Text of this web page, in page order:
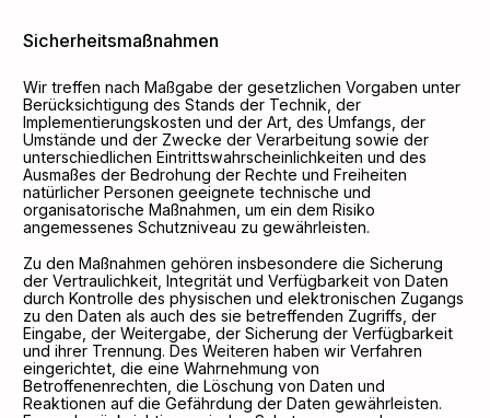
Sicherheitsmaßnahmen
Wir treffen nach Maßgabe der gesetzlichen Vorgaben unter
Berücksichtigung des Stands der Technik, der
Implementierungskosten und der Art, des Umfangs, der
Umstände und der Zwecke der Verarbeitung sowie der
unterschiedlichen Eintrittswahrscheinlichkeiten und des
Ausmaßes der Bedrohung der Rechte und Freiheiten
natürlicher Personen geeignete technische und
organisatorische Maßnahmen, um ein dem Risiko
angemessenes Schutzniveau zu gewährleisten.
Zu den Maßnahmen gehören insbesondere die Sicherung
der Vertraulichkeit, Integrität und Verfügbarkeit von Daten
durch Kontrolle des physischen und elektronischen Zugangs
zu den Daten als auch des sie betreffenden Zugriffs, der
Eingabe, der Weitergabe, der Sicherung der Verfügbarkeit
und ihrer Trennung. Des Weiteren haben wir Verfahren
eingerichtet, die eine Wahrnehmung von
Betroffenenrechten, die Löschung von Daten und
Reaktionen auf die Gefährdung der Daten gewährleisten.